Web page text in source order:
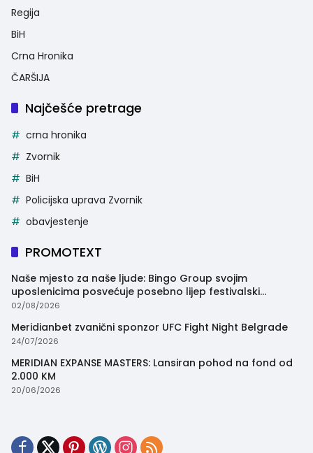
Regija
BiH
Crna Hronika
ČARŠIJA
Najčešće pretrage
crna hronika
Zvornik
BiH
Policijska uprava Zvornik
obavjestenje
PROMOTEXT
Naše mjesto za naše ljude: Bingo Group svojim
uposlenicima posvećuje posebno lijep festivalski
trenutak
02/08/2026
Meridianbet zvanični sponzor UFC Fight Night Belgrade
24/07/2026
MERIDIAN EXPANSE MASTERS: Lansiran pohod na fond od
2.000 KM
20/06/2026